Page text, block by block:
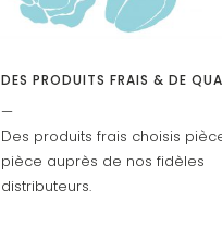
DES PRODUITS FRAIS& DE
—
Des produits frais choisis
pièce auprès de nos fidèles
distributeurs.